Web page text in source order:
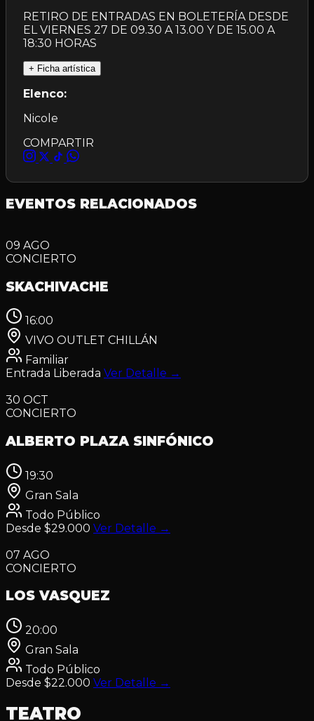
RETIRO DE ENTRADAS EN BOLETERÍA DESDE
EL VIERNES 27 DE 09.30 A 13.00 Y DE 15.00 A
18:30 HORAS
+ Ficha artística
Elenco:
Nicole
COMPARTIR
EVENTOS RELACIONADOS
09 AGO
CONCIERTO
SKACHIVACHE
16:00
VIVO OUTLET CHILLÁN
Familiar
Entrada Liberada Ver Detalle →
30 OCT
CONCIERTO
ALBERTO PLAZA SINFÓNICO
19:30
Gran Sala
Todo Público
Desde $29.000 Ver Detalle →
07 AGO
CONCIERTO
LOS VASQUEZ
20:00
Gran Sala
Todo Público
Desde $22.000 Ver Detalle →
TEATRO